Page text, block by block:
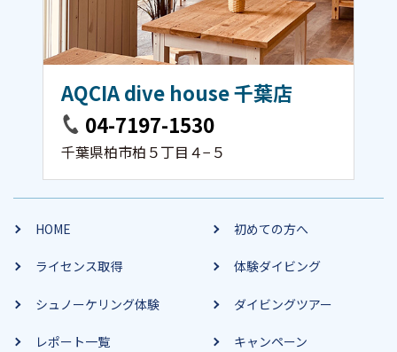
AQCIA dive house 千葉店
04-7197-1530
千葉県柏市柏５丁目４−５
HOME 初めての方へ
ライセンス取得 体験ダイビング
シュノーケリング体験 ダイビングツアー
レポート一覧 キャンペーン